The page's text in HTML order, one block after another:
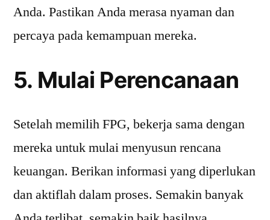
Anda. Pastikan Anda merasa nyaman dan
percaya pada kemampuan mereka.
5. Mulai Perencanaan
Setelah memilih FPG, bekerja sama dengan
mereka untuk mulai menyusun rencana
keuangan. Berikan informasi yang diperlukan
dan aktiflah dalam proses. Semakin banyak